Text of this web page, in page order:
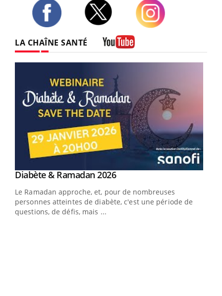
LA CHAÎNE SANTÉ
Youtube
Diabète & Ramadan 2026Youtube
Le Ramadan approche, et, pour de nombreuses
personnes atteintes de diabète, c'est une période de
questions, de défis, mais ...